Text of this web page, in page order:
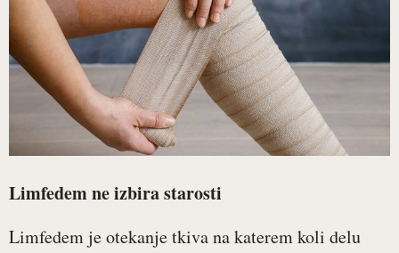
Limfedem ne izbira starosti
Limfedem je otekanje tkiva na katerem koli delu